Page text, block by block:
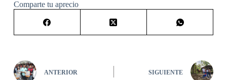
Comparte tu aprecio
ANTERIOR SIGUIENTE